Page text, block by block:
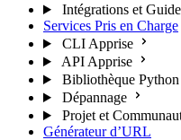
Intégrations et
Services Pris en Charge
CLI Apprise
API Apprise
Bibliothèque Python
Dépannage
Projet et
Générateur d’URL